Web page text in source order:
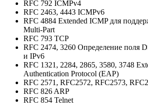
RFC 792 ICMPv4
RFC 2463, 4443 ICMPv6
RFC 4884 Extended ICMP для
Multi-Part
RFC 793 TCP
RFC 2474, 3260 Определение поля
и IPv6
RFC 1321, 2284, 2865, 3580, 3748
Authentication Protocol (EAP)
RFC 2571, RFC2572, RFC2573,
RFC 826 ARP
RFC 854 Telnet